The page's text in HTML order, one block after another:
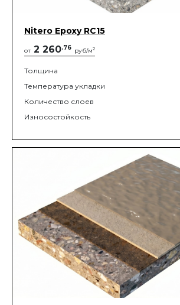
Nitero Epoxy RС15
от 2 260.76 руб/м2
Толщина
Температура укладки
Количество слоев
Износостойкость